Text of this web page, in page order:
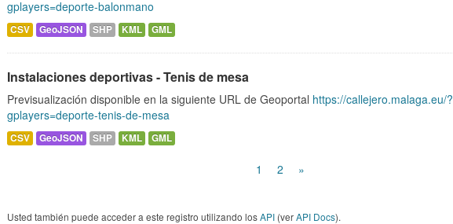
gplayers=deporte-balonmano
CSV GeoJSON SHP KML GML
Instalaciones deportivas - Tenis de mesa
Previsualización disponible en la siguiente URL de Geoportal https://callejero.malaga.eu/?
gplayers=deporte-tenis-de-mesa
CSV GeoJSON SHP KML GML
1 2 »
Usted también puede acceder a este registro utilizando losAPI (verAPI Docs).